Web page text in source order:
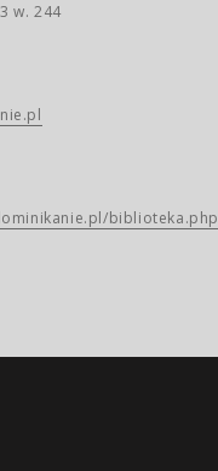
w. 244
biblioteka.php